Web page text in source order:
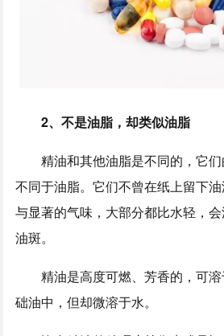
2、不是油脂，却类似油脂
精油和其他油脂是不同的，它
不同于油脂。它们不曾在纸上留下
与显著的气味，大部分都比水轻，
油斑。
精油是高度可燃、芳香的，可
础油中，但却微溶于水。